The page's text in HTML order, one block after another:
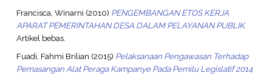
Francisca, Winarni (2010) PENGEMBANGAN ETOS KERJA
APARAT PEMERINTAHAN DESA DALAM PELAYANAN PUBLIK.
Artikel bebas.
Fuadi, Fahmi Brilian (2015) Pelaksanaan Pengawasan Terhadap
Pemasangan Alat Peraga Kampanye Pada Pemilu Legislatif 2014